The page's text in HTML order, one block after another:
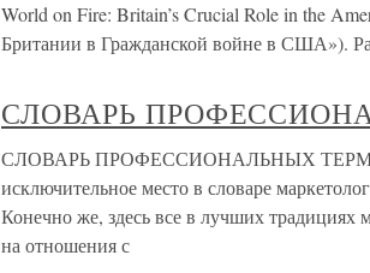
World on Fire: Britain’s Crucial Role in the
Британии в Гражданской войне в США»).
СЛОВАРЬ
СЛОВАРЬ ПРОФЕССИОНАЛЬНЫХ
исключительное место в словаре
Конечно же, здесь все в лучших
на отношения с